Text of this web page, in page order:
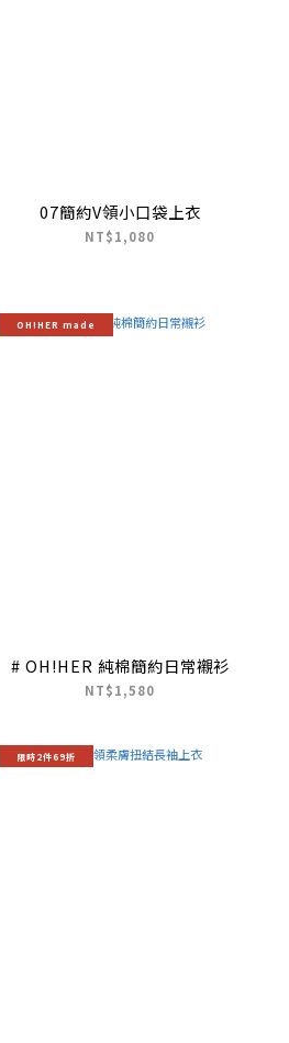
07簡約V領小口袋上衣
NT$1,080
OH!HER made
# OH!HER 純棉簡約日常襯衫
NT$1,580
限時2件69折